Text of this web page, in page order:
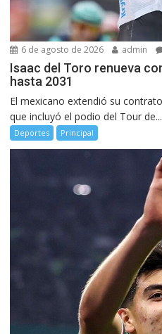
6 de agosto de 2026 admin
Isaac del Toro renueva
hasta 2031
El mexicano extendió su
que incluyó el podio del Tour de...
Deportes Principal